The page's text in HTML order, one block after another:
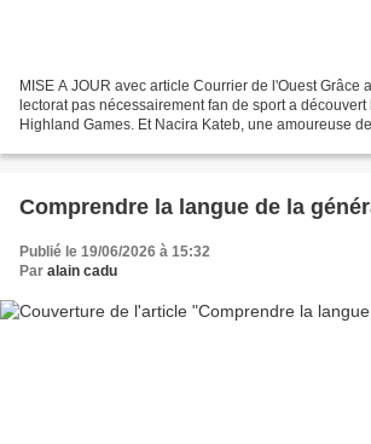
MISE A JOUR avec article Courrier de l'Ouest Grâce
lectorat pas nécessairement fan de sport a
Highland Games. Et Nacira Kateb, une amoureuse
Comprendre la langue de la
Publié le 19/06/2026 à 15:32
Par alain cadu